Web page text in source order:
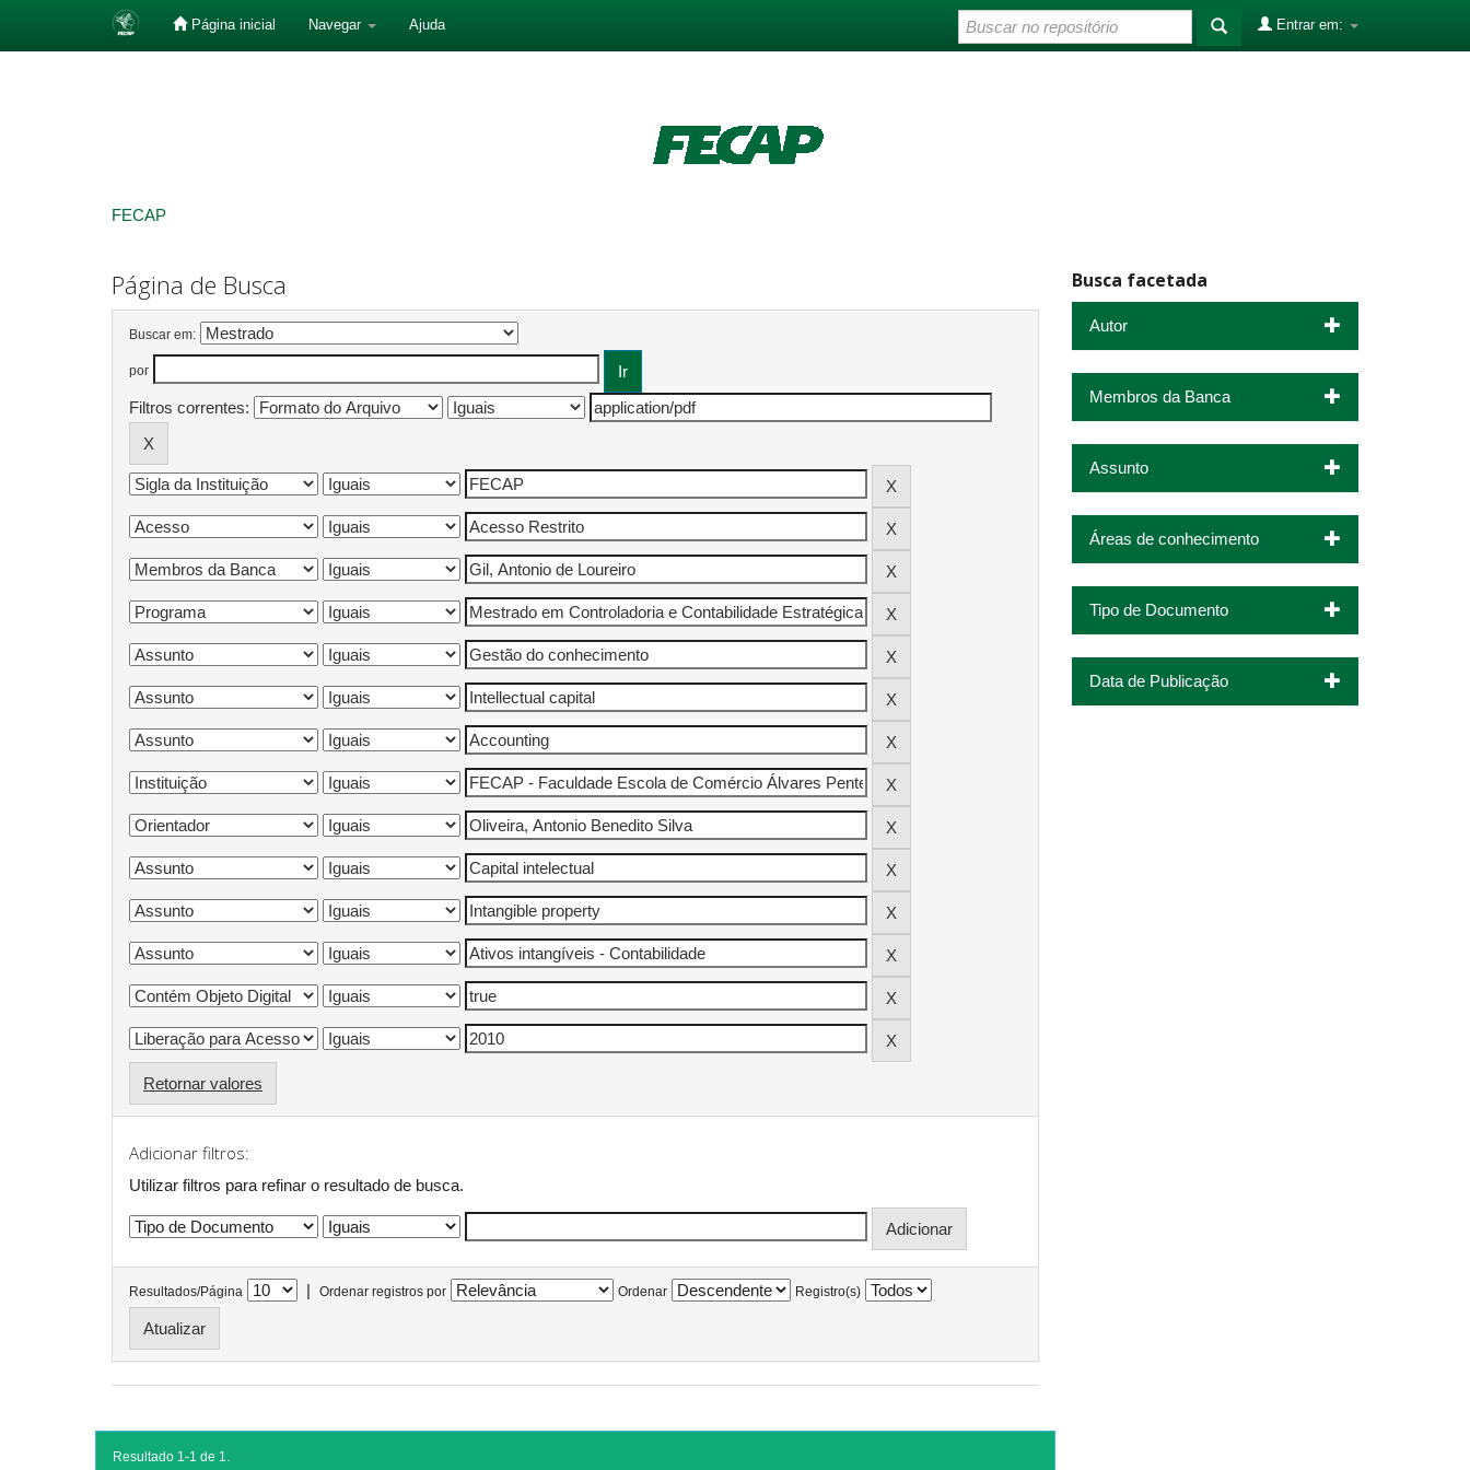
Página inicial Navegar Ajuda Entrar em:
FECAP
Página de Busca
Buscar em:
por
Filtros correntes:
Retornar valores
Adicionar filtros:
Utilizar filtros para refinar o resultado de busca.
Resultados/Página | Ordenar registros por Ordenar Registro(s)
Resultado 1-1 de 1.
Busca facetada
Autor
Membros da Banca
Assunto
Áreas de conhecimento
Tipo de Documento
Data de Publicação